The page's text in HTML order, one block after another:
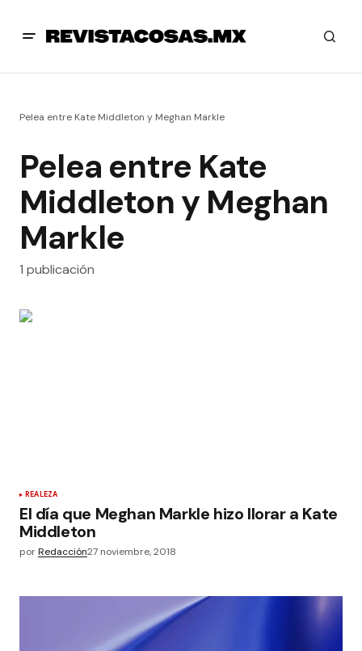
Pelea entre Kate Middleton y Meghan Markle
Pelea entre Kate
Middleton y Meghan
Markle
1 publicación
REALEZA
El día que Meghan Markle hizo llorar a Kate
Middleton
porRedacción27 noviembre, 2018